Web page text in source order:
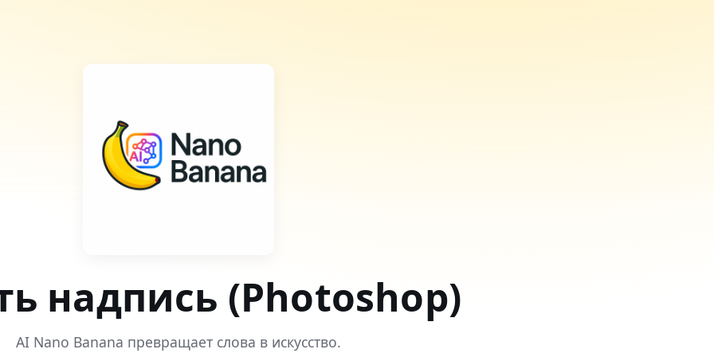
надпись (Photoshop)
AI Nano Banana превращает слова в искусство.